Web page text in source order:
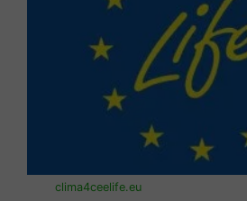
clima4ceelife.eu